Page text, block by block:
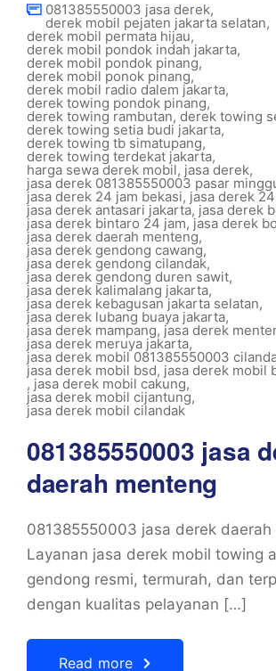
081385550003 jasa derek,
derek mobil pejaten jakarta selatan,
derek mobil permata hijau,
derek mobil pondok indah jakarta,
derek mobil pondok pinang,
derek mobil ponok pinang,
derek mobil radio dalem jakarta,
derek towing pondok pinang,
derek towing rambutan, derek towing
derek towing setia budi jakarta,
derek towing tb simatupang,
derek towing terdekat jakarta,
harga sewa derek mobil, jasa derek,
jasa derek 081385550003 pasar
jasa derek 24 jam bekasi, jasa derek
jasa derek antasari jakarta, jasa derek
jasa derek bintaro 24 jam,jasa derek
jasa derek daerah menteng,
jasa derek gendong cawang,
jasa derek gendong cilandak,
jasa derek gendong duren sawit,
jasa derek kalimalang jakarta,
jasa derek kebagusan jakarta selatan,
jasa derek lubang buaya jakarta,
jasa derek mampang, jasa derek
jasa derek meruya jakarta,
jasa derek mobil 081385550003
jasa derek mobil bsd, jasa derek mobil
, jasa derek mobil cakung,
jasa derek mobil cijantung,
jasa derek mobil cilandak
081385550003 jasa
daerah menteng
081385550003 jasa derek daerah
Layanan jasa derek mobil towing
gendong resmi, termurah, dan
dengan kualitas pelayanan […]
Read more